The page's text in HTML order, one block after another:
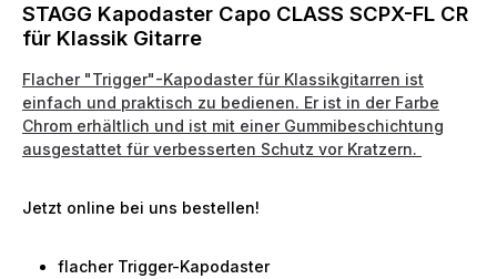
STAGG Kapodaster Capo CLASS SCPX-FL CR
für Klassik Gitarre
Flacher "Trigger"-Kapodaster für Klassikgitarren ist
einfach und praktisch zu bedienen. Er ist in der Farbe
Chrom erhältlich und ist mit einer Gummibeschichtung
ausgestattet für verbesserten Schutz vor Kratzern.
Jetzt online bei uns bestellen!
flacher Trigger-Kapodaster